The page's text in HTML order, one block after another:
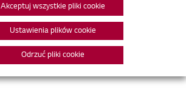
Akceptuj wszystkie pliki cookie
Ustawienia plików cookie
Odrzuć pliki cookie